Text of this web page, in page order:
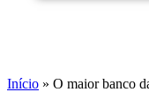
Início » O maior banco